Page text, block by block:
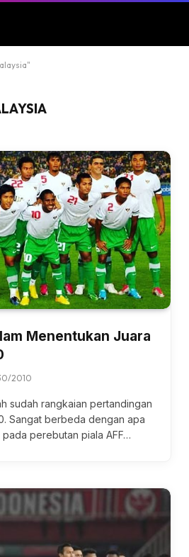
Menentukan Juara
2010
sudah rangkaian pertandingan
Sangat berbeda dengan apa
perebutan piala AFF…